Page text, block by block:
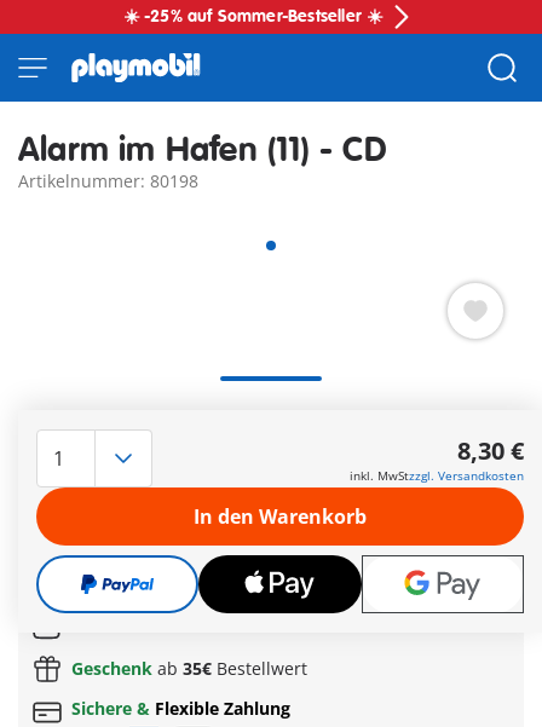
☀️ -25% auf Sommer-Bestseller ☀️
Alarm im Hafen (11) - CD
Artikelnummer: 80198
welchem Schiff? Der Hafen ist groß. Die Playmos haben eine
heiße Spur, doch die Polizei verbietet ihnen die Ermittlung;
bis sie selbst nicht mehr weiter weiß und die Freunde erneut
die Fährte aufnehmen ...
Weitere Informationen
SchnelleLieferung!
Geschenk ab 35€ Bestellwert
Sichere & Flexible Zahlung
8,30 €
inkl. MwStzzgl. Versandkosten
In den Warenkorb